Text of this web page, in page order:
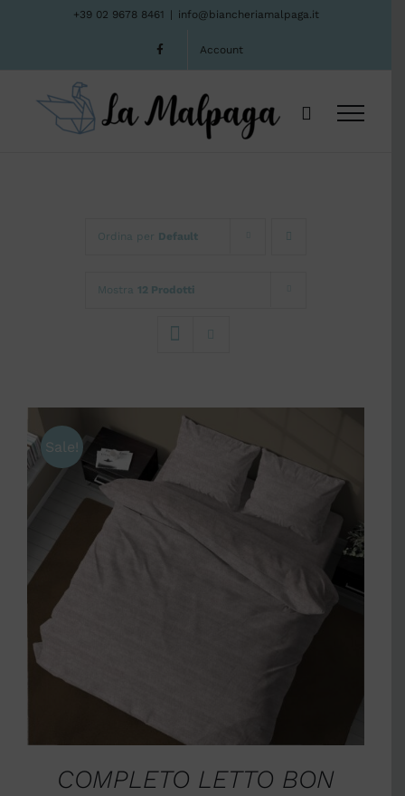
+39 02 9678 8461 info@biancheriamalpaga.it
Account
Ordina per Default
Mostra 12 Prodotti
Sale!
DETTAGLI
COMPLETO LETTO BON